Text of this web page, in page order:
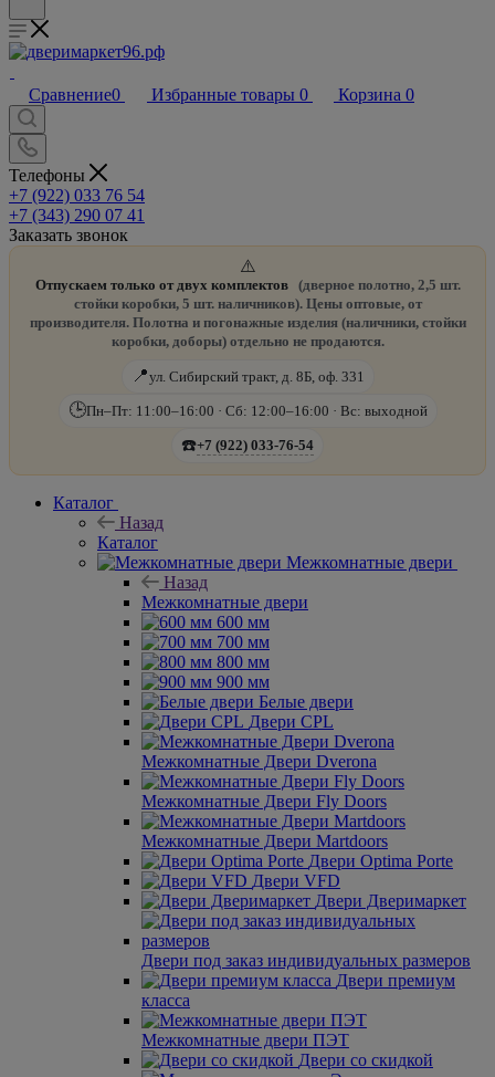
Сравнение0 Избранные товары 0 Корзина 0
Телефоны
+7 (922) 033 76 54
+7 (343) 290 07 41
Заказать звонок
⚠️
Отпускаем только от двух комплектов
(дверное полотно, 2,5 шт.
стойки коробки, 5 шт. наличников). Цены оптовые, от
производителя. Полотна и погонажные изделия (наличники, стойки
коробки, доборы) отдельно не продаются.
📍ул. Сибирский тракт, д. 8Б, оф. 331
🕒Пн–Пт: 11:00–16:00 · Сб: 12:00–16:00 · Вс: выходной
☎️+7 (922) 033-76-54
Каталог
Назад
Каталог
Межкомнатные двери
Назад
Межкомнатные двери
600 мм
700 мм
800 мм
900 мм
Белые двери
Двери CPL
Межкомнатные Двери Dverona
Межкомнатные Двери Fly Doors
Межкомнатные Двери Martdoors
Двери Optima Porte
Двери VFD
Двери Дверимаркет
Двери под заказ индивидуальных размеров
Двери премиум
класса
Межкомнатные двери ПЭТ
Двери со скидкой